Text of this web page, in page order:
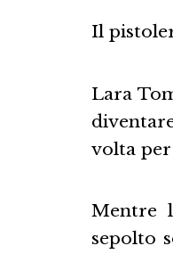
Il
Lara
volta per
Mentre
sepolto